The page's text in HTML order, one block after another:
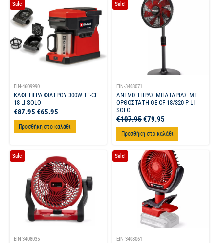
Sale!
EIN-4609990
ΚΑΦΕΤΙΕΡΑ ΦΙΛΤΡΟΥ 300W TE-CF
18 LI-SOLO
€87.95€65.95
Προσθήκη στο καλάθι
Sale!
EIN-3408071
ΑΝΕΜΙΣΤΗΡΑΣ ΜΠΑΤΑΡΙΑΣ ΜΕ
ΟΡΘΟΣΤΑΤΗ GE-CF 18/320 P LI-
SOLO
€107.95€79.95
Προσθήκη στο καλάθι
Sale!
EIN-3408035
Sale!
EIN-3408061